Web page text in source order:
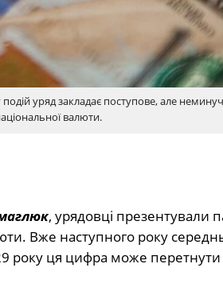
уряд закладає поступове, але
валюти.
, урядовці презентували
Вже наступного року
року ця цифра може